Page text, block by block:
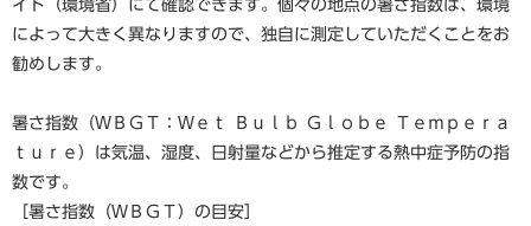
イト（環境省）にて確認できます。個々の地点の暑さ指数は、環境
によって大きく異なりますので、独自に測定していただくことをお
勧めします。
暑さ指数（ＷＢＧＴ：Ｗｅｔ Ｂｕｌｂ Ｇｌｏｂｅ Ｔｅｍｐｅｒａ
ｔｕｒｅ）は気温、湿度、日射量などから推定する熱中症予防の指
数です。
［暑さ指数（ＷＢＧＴ）の目安］